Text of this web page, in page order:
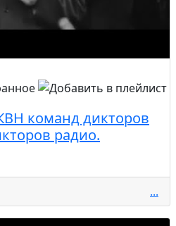
команд дикторов
радио.
...